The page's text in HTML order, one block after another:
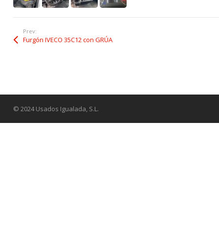
Prev:
Furgón IVECO 35C12 con GRÚA
© 2024 Usados Igualada, S.L.